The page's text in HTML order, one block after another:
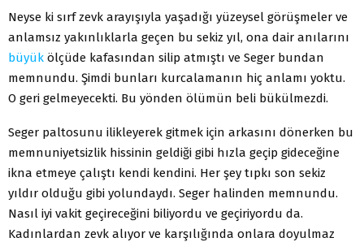
Neyse ki sırf zevk arayışıyla yaşadığı yüzeysel görüşmeler ve
anlamsız yakınlıklarla geçen bu sekiz yıl, ona dair anılarını
büyük ölçüde kafasından silip atmıştı ve Seger bundan
memnundu. Şimdi bunları kurcalamanın hiç anlamı yoktu.
O geri gelmeyecekti. Bu yönden ölümün beli bükülmezdi.
Seger paltosunu ilikleyerek gitmek için arkasını dönerken bu
memnuniyetsizlik hissinin geldiği gibi hızla geçip gideceğine
ikna etmeye çalıştı kendi kendini. Her şey tıpkı son sekiz
yıldır olduğu gibi yolundaydı. Seger halinden memnundu.
Nasıl iyi vakit geçireceğini biliyordu ve geçiriyordu da.
Kadınlardan zevk alıyor ve karşılığında onlara doyulmaz